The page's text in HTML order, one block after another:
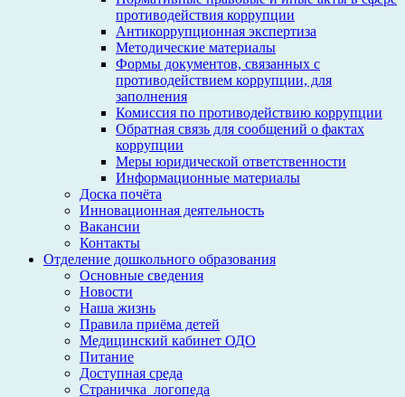
противодействия коррупции
Антикоррупционная экспертиза
Методические материалы
Формы документов, связанных с
противодействием коррупции, для
заполнения
Комиссия по противодействию коррупции
Обратная связь для сообщений о фактах
коррупции
Меры юридической ответственности
Информационные материалы
Доска почёта
Инновационная деятельность
Вакансии
Контакты
Отделение дошкольного образования
Основные сведения
Новости
Наша жизнь
Правила приёма детей
Медицинский кабинет ОДО
Питание
Доступная среда
Страничка_логопеда